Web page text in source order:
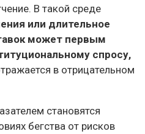
В такой среде
или длительное
может первым
спросу,
в отрицательном
становятся
бегства от рисков